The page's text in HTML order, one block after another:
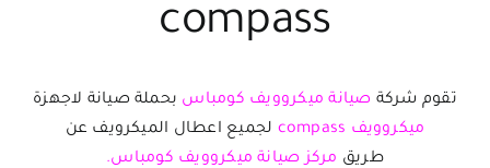
compass
تقوم شركة صيانة ميكروويف كومباس بحملة صيانة لاجهزة
ميكروويف compass
لجميع اعطال الميكرويف عن
طريق مركز صيانة ميكروويف كومباس.